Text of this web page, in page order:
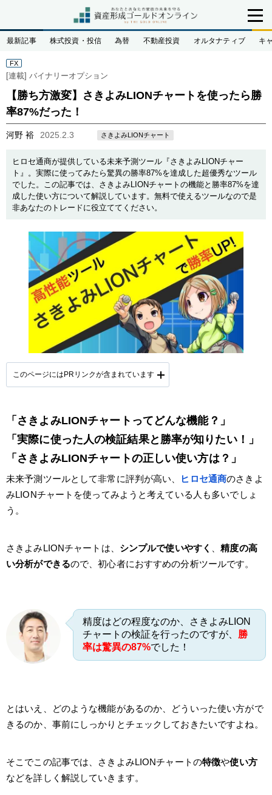
最新記事 株式投資・投信 為替 不動産投資 オルタナティブ キ
FX
[連載] バイナリーオプション
【勝ち方激変】さきよみLIONチャートを使ったら勝
率87%だった！
河野 裕 2025.2.3 さきよみLIONチャート
ヒロセ通商が提供している未来予測ツール『さきよみLIONチャー
ト』。実際に使ってみたら驚異の勝率87%を達成した超優秀なツール
でした。この記事では、さきよみLIONチャートの機能と勝率87%を達
成した使い方について解説しています。無料で使えるツールなので是
非あなたのトレードに役立ててください。
このページにはPRリンクが含まれています
提携会社一覧
「さきよみLIONチャートってどんな機能？」
「実際に使った人の検証結果と勝率が知りたい！」
「さきよみLIONチャートの正しい使い方は？」
未来予測ツールとして非常に評判が高い、 ヒロセ通商のさきよ
みLIONチャートを使ってみようと考えている人も多いでしょ
う。
さきよみLIONチャートは、 シンプルで使いやすく 、精度の高
い分析ができるので、初心者におすすめの分析ツールです。
精度はどの程度なのか、さきよみLION
チャートの検証を行ったのですが、 勝
率は驚異の87%でした！
とはいえ、どのような機能があるのか、どういった使い方がで
きるのか、事前にしっかりとチェックしておきたいですよね。
そこでこの記事では、さきよみLIONチャートの特徴や使い方
などを詳しく解説していきます。